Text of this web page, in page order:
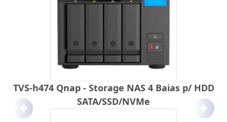
TVS-h474 Qnap - Storage NAS 4 Baias p/ HDD
SATA/SSD/NVMe
Anterior